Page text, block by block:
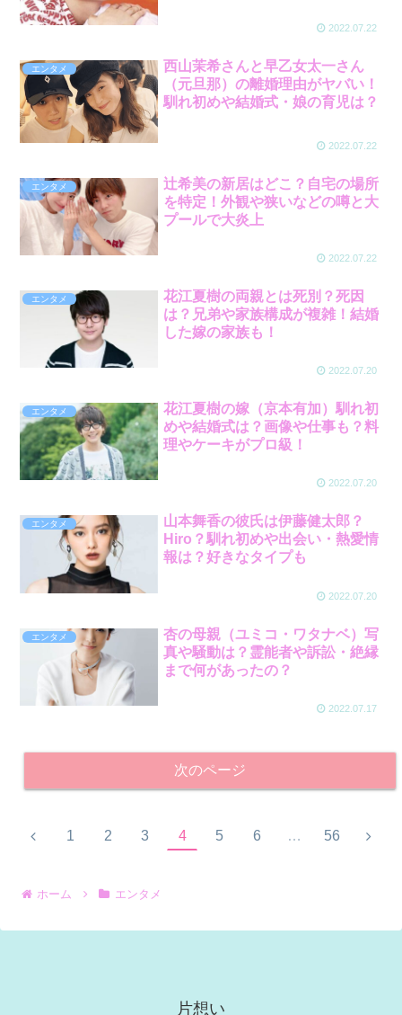
2022.07.22
エンタメ
西山茉希さんと早乙女太一さん
（元旦那）の離婚理由がヤバい！
馴れ初めや結婚式・娘の育児は？
2022.07.22
エンタメ
辻希美の新居はどこ？自宅の場所
を特定！外観や狭いなどの噂と大
プールで大炎上
2022.07.22
エンタメ
花江夏樹の両親とは死別？死因
は？兄弟や家族構成が複雑！結婚
した嫁の家族も！
2022.07.20
エンタメ
花江夏樹の嫁（京本有加）馴れ初
めや結婚式は？画像や仕事も？料
理やケーキがプロ級！
2022.07.20
エンタメ
山本舞香の彼氏は伊藤健太郎？
Hiro？馴れ初めや出会い・熱愛情
報は？好きなタイプも
2022.07.20
エンタメ
杏の母親（ユミコ・ワタナベ）写
真や騒動は？霊能者や訴訟・絶縁
まで何があったの？
2022.07.17
次のページ
1 2 3 4 5 6 … 56
ホーム エンタメ
片想い